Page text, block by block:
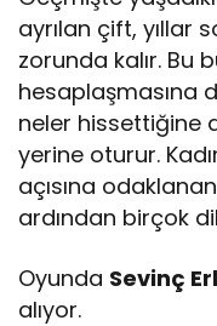
ayrılan çift, yıllar
zorunda kalır. Bu
hesaplaşmasına
neler hissettiğine
yerine oturur.
açısına
ardından birçok
Oyunda Sevinç
alıyor.